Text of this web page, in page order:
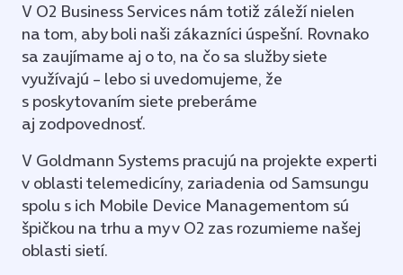
V O2 Business Services nám totiž záleží nielen
na tom, aby boli naši zákazníci úspešní. Rovnako
sa zaujímame aj o to, na čo sa služby siete
využívajú – lebo si uvedomujeme, že
s poskytovaním siete preberáme
aj zodpovednosť.
V Goldmann Systems pracujú na projekte experti
v oblasti telemedicíny, zariadenia od Samsungu
spolu s ich Mobile Device Managementom sú
špičkou na trhu a my v O2 zas rozumieme našej
oblasti sietí.